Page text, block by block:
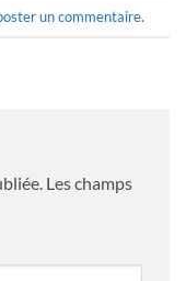
un commentaire.
Les champs